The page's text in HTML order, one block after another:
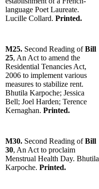
language Poet Laureate.
Lucille Collard. Printed.
M25. Second Reading ofBill
25, An Act to amend the
Residential Tenancies Act,
2006 to implement various
measures to stabilize rent.
Bhutila Karpoche; Jessica
Bell; Joel Harden; Terence
Kernaghan. Printed.
M30. Second Reading ofBill
30, An Act to proclaim
Menstrual Health Day. Bhutila
Karpoche. Printed.